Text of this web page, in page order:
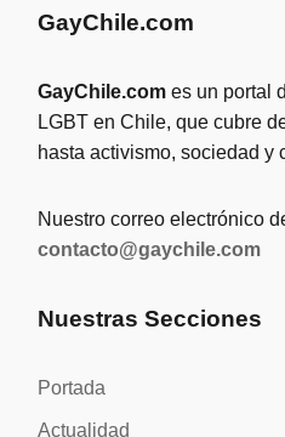
GayChile.com
GayChile.com es un portal
LGBT en Chile, que cubre
hasta activismo, sociedad y
Nuestro correo electrónico
contacto@gaychile.com
Nuestras Secciones
Portada
Actualidad